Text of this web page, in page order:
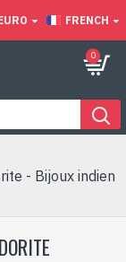
FRENCH
0
- Bijoux indien